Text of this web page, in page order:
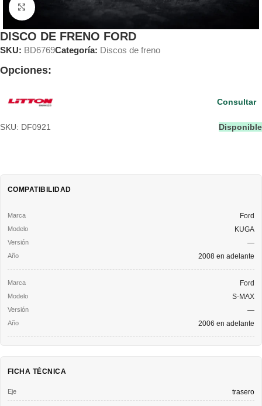
Clic para ampliar
DISCO DE FRENO FORD
SKU: BD6769Categoría: Discos de freno
Opciones:
SKU: DF0921 Disponible
Consultar
COMPATIBILIDAD
Ford
KUGA
—
2008 en adelante
Ford
S-MAX
—
2006 en adelante
FICHA TÉCNICA
Eje trasero